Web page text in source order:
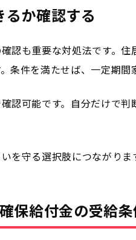
か確認する
認も重要な対処法です。
条件を満たせば、一定期間
認可能です。自分だけで
を守る選択肢につながりま
保給付金の受給